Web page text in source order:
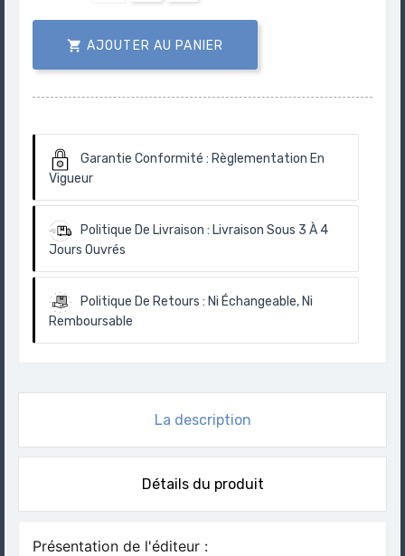
 AJOUTER AU PANIER
Garantie Conformité : Règlementation En
Vigueur
Politique De Livraison : Livraison Sous 3 À 4
Jours Ouvrés
Politique De Retours : Ni Échangeable, Ni
Remboursable
La description
Détails du produit
Présentation de l'éditeur :